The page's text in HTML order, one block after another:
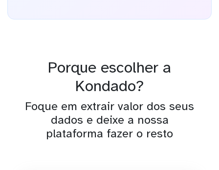
Porque escolher a
Kondado?
Foque em extrair valor dos seus
dados e deixe a nossa
plataforma fazer o resto